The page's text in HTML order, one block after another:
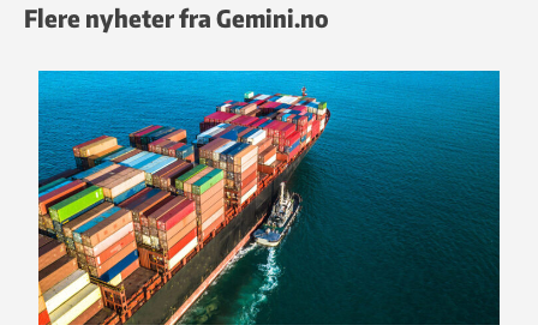
Flere nyheter fra Gemini.no